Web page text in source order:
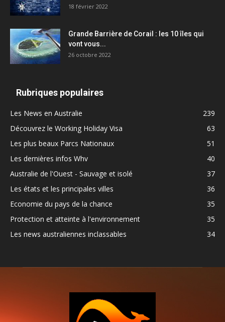
18 février 2022
Grande Barrière de Corail : les 10 îles qui
vont vous...
26 octobre 2022
Rubriques populaires
Les News en Australie
239
Découvrez le Working Holiday Visa
63
Les plus beaux Parcs Nationaux
51
Les dernières infos Whv
40
Australie de l'Ouest - Sauvage et isolé
37
Les états et les principales villes
36
Economie du pays de la chance
35
Protection et atteinte à l'environnement
35
Les news australiennes inclassables
34